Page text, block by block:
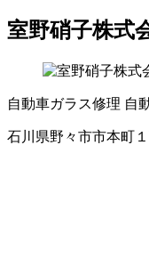
室野硝子株式
自動車ガラス修理 自
石川県野々市市本町１